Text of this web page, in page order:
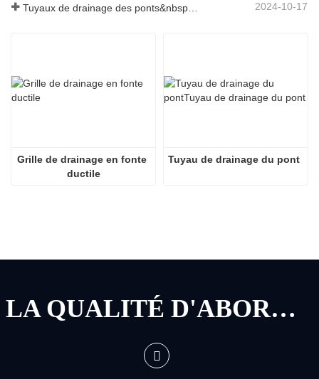
2024-10-17
Grille de drainage en fonte
ductile
Tuyau de drainage du pont
LA QUALITÉ D'ABORD, LE SERVICE D'ABORD